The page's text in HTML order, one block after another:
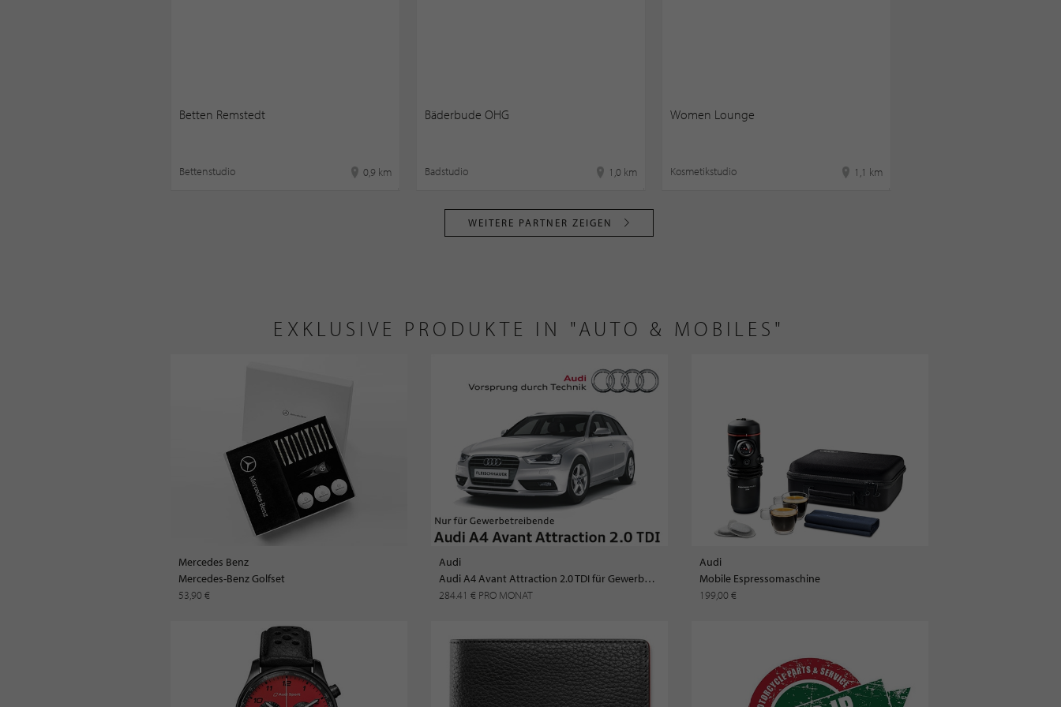
Betten Remstedt
Bettenstudio 0,9 km
Bäderbude OHG
Badstudio 1,0 km
Women Lounge
Kosmetikstudio 1,1 km
WEITERE PARTNER ZEIGEN
EXKLUSIVE PRODUKTE IN "AUTO & MOBILES"
Mercedes Benz
Mercedes-Benz Golfset
53,90 €
Audi
Audi A4 Avant Attraction 2.0 TDI für Gewerbetreibende
284.41 € PRO MONAT
Audi
Mobile Espressomaschine
199,00 €